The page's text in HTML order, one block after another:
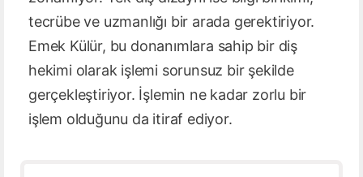
tecrübe ve uzmanlığı bir arada gerektiriyor.
Emek Külür, bu donanımlara sahip bir diş
hekimi olarak işlemi sorunsuz bir şekilde
gerçekleştiriyor. İşlemin ne kadar zorlu bir
işlem olduğunu da itiraf ediyor.